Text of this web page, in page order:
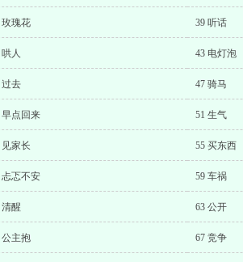
玫瑰花 39 听话
人 43 电灯泡
过去 47 骑马
早点回来 51 生气
见家长 55 买东西
忐忑不安 59 车祸
清醒 63 公开
公主抱 67 竞争